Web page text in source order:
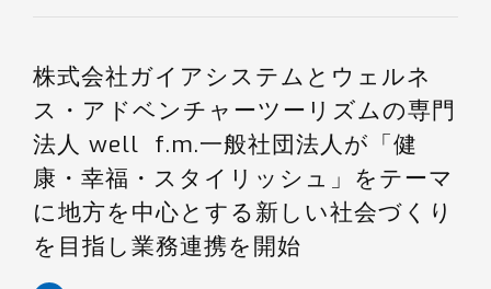
株式会社ガイアシステムとウェルネ
ス・アドベンチャーツーリズムの専門
法人 well f.m.一般社団法人が「健
康・幸福・スタイリッシュ」をテーマ
に地方を中心とする新しい社会づくり
を目指し業務連携を開始